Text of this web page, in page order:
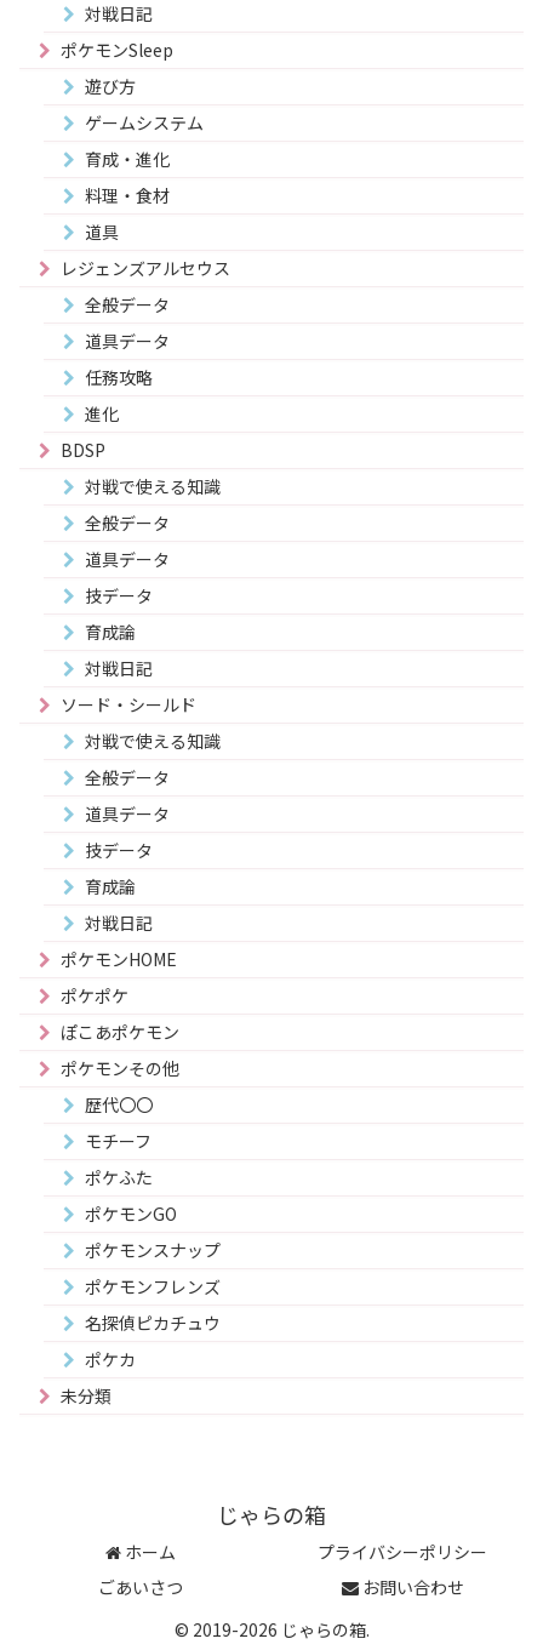
対戦日記
ポケモンSleep
遊び方
ゲームシステム
育成・進化
料理・食材
道具
レジェンズアルセウス
全般データ
道具データ
任務攻略
進化
BDSP
対戦で使える知識
全般データ
道具データ
技データ
育成論
対戦日記
ソード・シールド
対戦で使える知識
全般データ
道具データ
技データ
育成論
対戦日記
ポケモンHOME
ポケポケ
ぽこあポケモン
ポケモンその他
歴代〇〇
モチーフ
ポケふた
ポケモンGO
ポケモンスナップ
ポケモンフレンズ
名探偵ピカチュウ
ポケカ
未分類
じゃらの箱
ホーム
プライバシーポリシー
ごあいさつ
お問い合わせ
© 2019-2026 じゃらの箱.